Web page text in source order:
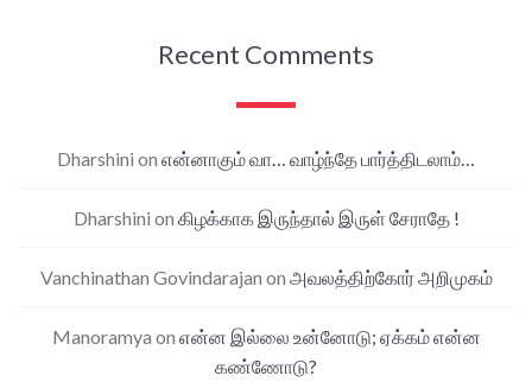
Recent Comments
Dharshini on என்னாகும் வா… வாழ்ந்தே பார்த்திடலாம்…
Dharshini on கிழக்காக இருந்தால் இருள் சேராதே !
Vanchinathan Govindarajan on அவலத்திற்கோர் அறிமுகம்
Manoramya on என்ன இல்லை உன்னோடு; ஏக்கம் என்ன
கண்ணோடு?